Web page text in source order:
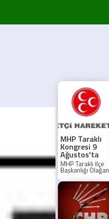
MHP Taraklı
Kongresi 9
Ağustos'ta
MHP Taraklı İlçe
Başkanlığı Olağan
Kongresi, 9
Ağustos 2026'da
Taraklı Belediye
Düğün
Salonu'nda
gerçekleştirilecek.